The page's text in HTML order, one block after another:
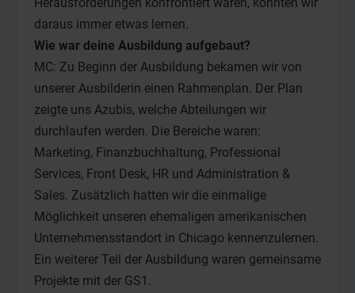
daraus immer etwas lernen.
Wie war deine Ausbildung aufgebaut?
MC: Zu Beginn der Ausbildung bekamen wir von
unserer Ausbilderin einen Rahmenplan. Der Plan
zeigte uns Azubis, welche Abteilungen wir
durchlaufen werden. Die Bereiche waren:
Marketing, Finanzbuchhaltung, Professional
Services, Front Desk, HR und Administration &
Sales. Zusätzlich hatten wir die einmalige
Möglichkeit unseren ehemaligen amerikanischen
Unternehmensstandort in Chicago kennenzulernen.
Ein weiterer Teil der Ausbildung waren gemeinsame
Projekte mit der GS1.